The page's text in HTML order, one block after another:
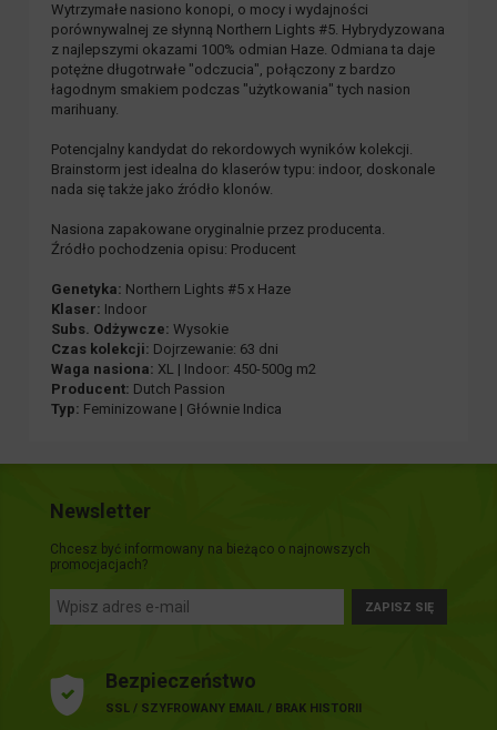
Wytrzymałe nasiono konopi, o mocy i wydajności
porównywalnej ze słynną Northern Lights #5. Hybrydyzowana
z najlepszymi okazami 100% odmian Haze. Odmiana ta daje
potężne długotrwałe "odczucia", połączony z bardzo
łagodnym smakiem podczas "użytkowania" tych nasion
marihuany.
Potencjalny kandydat do rekordowych wyników kolekcji.
Brainstorm jest idealna do klaserów typu: indoor, doskonale
nada się także jako źródło klonów.
Nasiona zapakowane oryginalnie przez producenta.
Źródło pochodzenia opisu: Producent
Genetyka: Northern Lights #5 x Haze
Klaser: Indoor
Subs. Odżywcze: Wysokie
Czas kolekcji: Dojrzewanie: 63 dni
Waga nasiona: XL | Indoor: 450-500g m2
Producent: Dutch Passion
Typ: Feminizowane | Głównie Indica
Newsletter
Chcesz być informowany na bieżąco o najnowszych
promocjacjach?
ZAPISZ SIĘ
Bezpieczeństwo
SSL / SZYFROWANY EMAIL / BRAK HISTORII